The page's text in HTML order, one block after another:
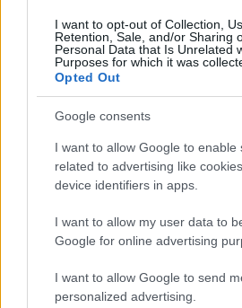
I want to opt-out of Collection,
Retention, Sale, and/or Sharing
Personal Data that Is Unrelated
Purposes for which it was
Opted Out
Google consents
I want to allow Google to enable
related to advertising like
device identifiers in apps.
I want to allow my user data to
Google for online advertising
I want to allow Google to send
personalized advertising.